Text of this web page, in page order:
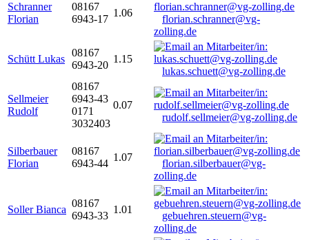
Schranner
Florian
08167
6943-17
1.06
florian.schranner@vg-
zolling.de
Schütt Lukas
08167
6943-20
1.15
lukas.schuett@vg-zolling.de
Sellmeier
Rudolf
08167
6943-43
0171
3032403
0.07
rudolf.sellmeier@vg-zolling.de
Silberbauer
Florian
08167
6943-44
1.07
florian.silberbauer@vg-
zolling.de
Soller Bianca
08167
6943-33
1.01
gebuehren.steuern@vg-
zolling.de